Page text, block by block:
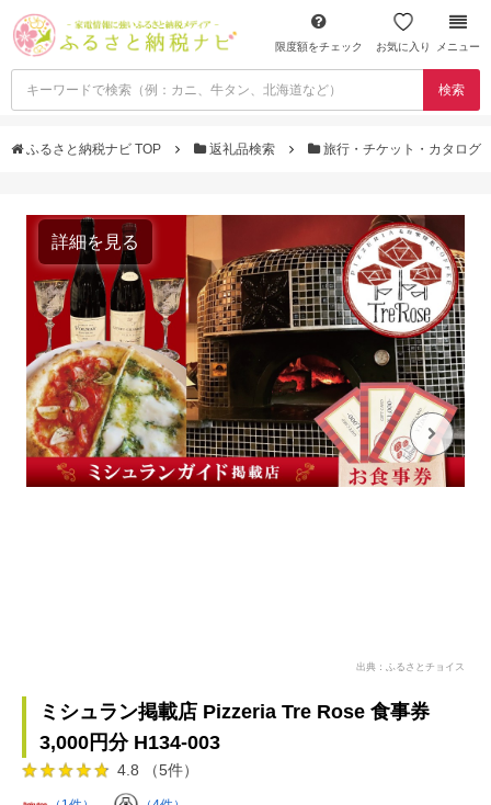
限度額をチェック お気に入り メニュー
検索
ふるさと納税ナビ TOP 返礼品検索 旅行・チケット・カタログ
詳細を見る
出典：ふるさとチョイス
ミシュラン掲載店 Pizzeria Tre Rose 食事券
3,000円分 H134-003
4.8 （5件）